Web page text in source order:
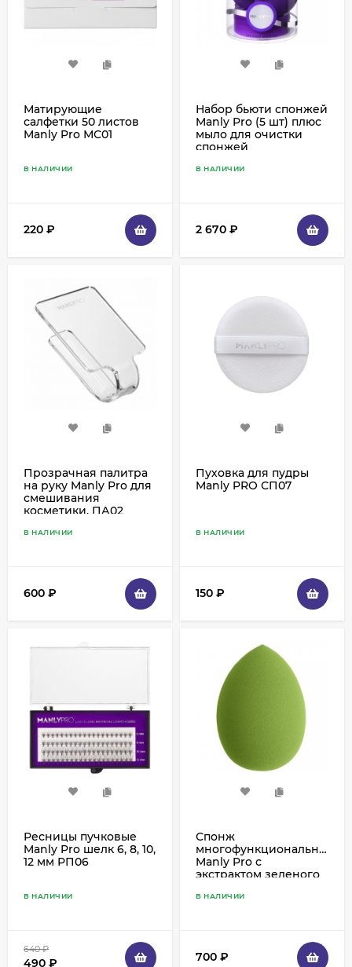
Матирующие
салфетки 50 листов
Manly Pro МС01
В НАЛИЧИИ
220 ₽
Набор бьюти спонжей
Manly Pro (5 шт) плюс
мыло для очистки
спонжей
выпуск) СП20
В НАЛИЧИИ
2 670 ₽
Прозрачная палитра
на руку Manly Pro для
смешивания
косметики, ПА02
В НАЛИЧИИ
600 ₽
Пуховка для пудры
Manly PRO СП07
В НАЛИЧИИ
150 ₽
Ресницы пучковые
Manly Pro шелк 6, 8, 10,
12 мм РП06
В НАЛИЧИИ
640₽
490 ₽
Спонж
многофункциональный
Manly Pro с
экстрактом зеленого
Sponge
В НАЛИЧИИ
700 ₽